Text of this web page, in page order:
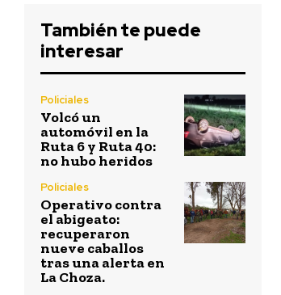
También te puede
interesar
Policiales
Volcó un
automóvil en la
Ruta 6 y Ruta 40:
no hubo heridos
Policiales
Operativo contra
el abigeato:
recuperaron
nueve caballos
tras una alerta en
La Choza.